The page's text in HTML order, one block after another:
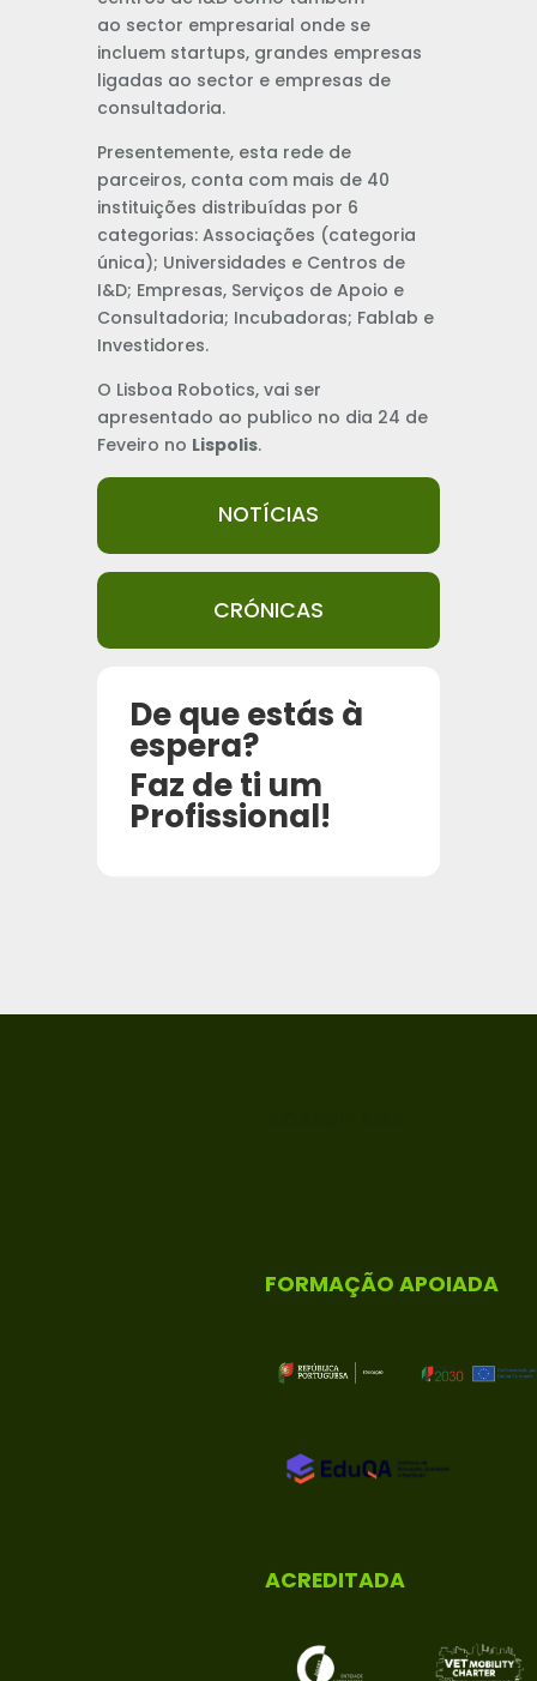
ao sector empresarial onde se
incluem startups, grandes empresas
ligadas ao sector e empresas de
consultadoria.
Presentemente, esta rede de
parceiros, conta com mais de 40
instituições distribuídas por 6
categorias: Associações (categoria
única); Universidades e Centros de
I&D; Empresas, Serviços de Apoio e
Consultadoria; Incubadoras; Fablab e
Investidores.
O Lisboa Robotics, vai ser
apresentado ao publico no dia 24 de
Feveiro no Lispolis.
NOTÍCIAS
CRÓNICAS
De que estás à
espera?
Faz de ti um
Profissional!
FORMAÇÃO APOIADA
ACREDITADA